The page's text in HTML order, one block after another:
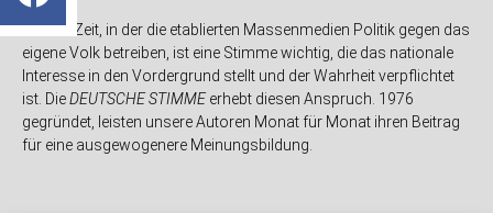
In einer Zeit, in der die etablierten Massenmedien Politik gegen das
eigene Volk betreiben, ist eine Stimme wichtig, die das nationale
Interesse in den Vordergrund stellt und der Wahrheit verpflichtet
ist. DieDEUTSCHE STIMMEerhebt diesen Anspruch. 1976
gegründet, leisten unsere Autoren Monat für Monat ihren Beitrag
für eine ausgewogenere Meinungsbildung.